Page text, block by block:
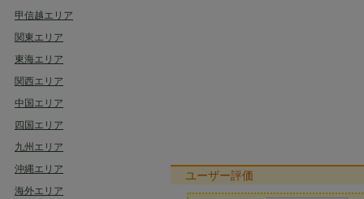
甲信越エリア
関東エリア
東海エリア
関西エリア
中国エリア
四国エリア
九州エリア
沖縄エリア
海外エリア
ユーザー評価